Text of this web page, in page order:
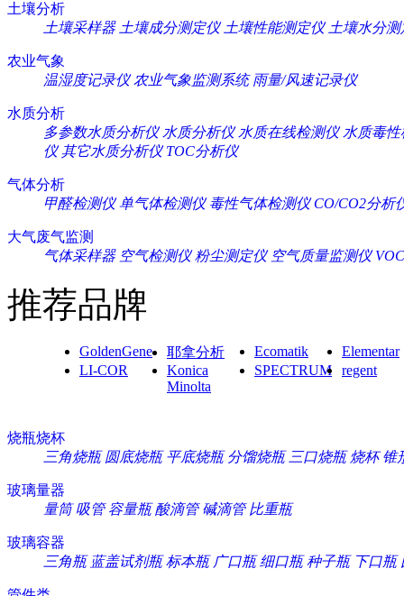
土壤分析
土壤采样器 土壤成分测定仪 土壤性能测定仪 土壤水分
农业气象
温湿度记录仪 农业气象监测系统 雨量/风速记录仪
水质分析
多参数水质分析仪 水质分析仪 水质在线检测仪 水质毒
仪 其它水质分析仪 TOC分析仪
气体分析
甲醛检测仪 单气体检测仪 毒性气体检测仪 CO/CO2分析
大气废气监测
气体采样器 空气检测仪 粉尘测定仪 空气质量监测仪
推荐品牌
GoldenGene 耶拿分析 Ecomatik
Elementar
LI-COR
Konica
Minolta
SPECTRUM regent
烧瓶烧杯
三角烧瓶 圆底烧瓶 平底烧瓶 分馏烧瓶 三口烧瓶 烧杯 锥
玻璃量器
量筒 吸管 容量瓶 酸滴管 碱滴管 比重瓶
玻璃容器
三角瓶 蓝盖试剂瓶 标本瓶 广口瓶 细口瓶 种子瓶 下口瓶